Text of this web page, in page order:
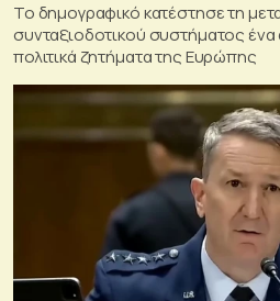
Το δημογραφικό κατέστησε τη
συνταξιοδοτικού συστήματος
πολιτικά ζητήματα της Ευρώπης